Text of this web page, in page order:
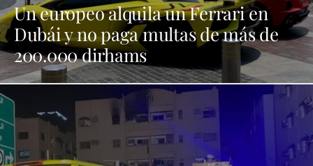
Un europeo alquila un Ferrari en
Dubái y no paga multas de más de
200.000 dirhams